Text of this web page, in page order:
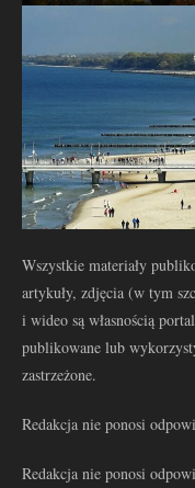
Wszystkie materiały
artykuły, zdjęcia (w tym
i wideo są własnością
publikowane lub
zastrzeżone.
Redakcja nie ponosi
Redakcja nie ponosi